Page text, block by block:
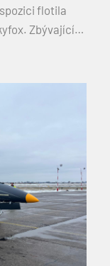
flotila
Zbývající
letiště ve